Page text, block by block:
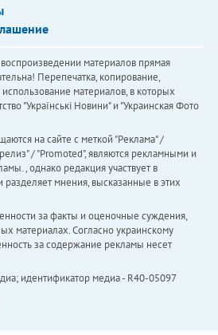
материалов прямая
Перепечатка, копирование,
материалов, в которых
"Українськi Новини" и "Украинская Фото
на сайте с меткой "Реклама" /
/ "Promoted", являются рекламными и
, однако редакция участвует в
разделяет мнения, высказанные в этих
за факты и оценочные суждения,
материалах. Согласно украинскому
за содержание рекламы несет
идентификатор медиа - R40-05097